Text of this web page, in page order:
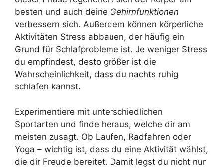
besten und auch deine Gehirnfunktionen
verbessern sich. Außerdem können körperliche
Aktivitäten Stress abbauen, der häufig ein
Grund für Schlafprobleme ist. Je weniger Stress
du empfindest, desto größer ist die
Wahrscheinlichkeit, dass du nachts ruhig
schlafen kannst.
Experimentiere mit unterschiedlichen
Sportarten und finde heraus, welche dir am
meisten zusagt. Ob Laufen, Radfahren oder
Yoga – wichtig ist, dass du eine Aktivität wählst,
die dir Freude bereitet. Damit legst du nicht nur